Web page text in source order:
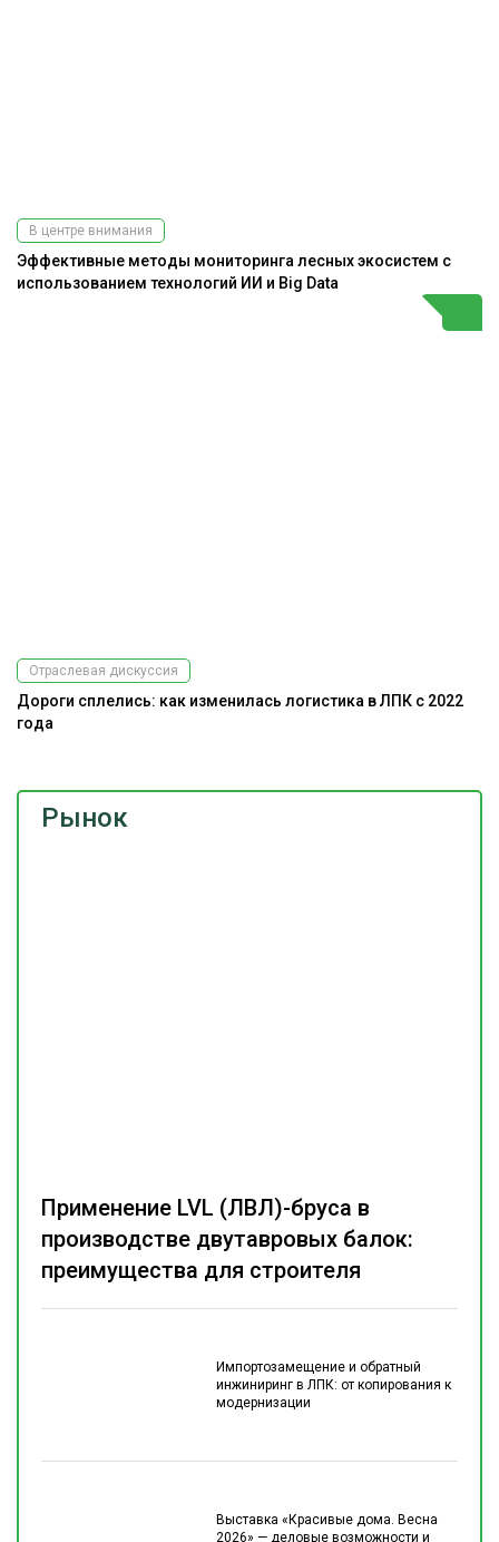
Рынок
Импортозамещение и обратный
инжиниринг в ЛПК: от копирования к
модернизации
Выставка «Красивые дома. Весна
2026» — деловые возможности и
Применение LVL (ЛВЛ)-бруса в
производстве двутавровых балок:
преимущества для строителя
В центре внимания
Эффективные методы мониторинга лесных экосистем с
использованием технологий ИИ и Big Data
Отраслевая дискуссия
Дороги сплелись: как изменилась логистика в ЛПК с 2022
года